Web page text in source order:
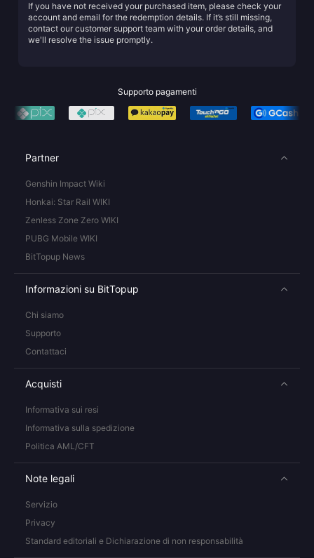
If you have not received your purchased item, please check your
account and email for the redemption details. If it’s still missing,
contact our customer support team with your order details, and
we'll resolve the issue promptly.
Supporto pagamenti
Partner
Genshin Impact Wiki
Honkai: Star Rail WIKI
Zenless Zone Zero WIKI
PUBG Mobile WIKI
BitTopup News
Informazioni su BitTopup
Chi siamo
Supporto
Contattaci
Acquisti
Informativa sui resi
Informativa sulla spedizione
Politica AML/CFT
Note legali
Servizio
Privacy
Standard editoriali e Dichiarazione di non responsabilità